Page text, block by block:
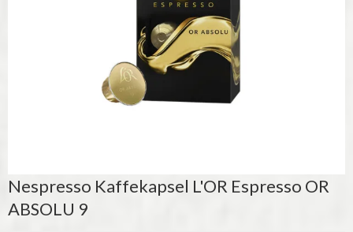
Nespresso Kaffekapsel L'OR Espresso OR
ABSOLU 9